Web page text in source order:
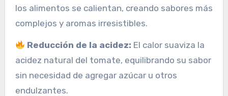
los alimentos se calientan, creando sabores más
complejos y aromas irresistibles.
Reducción de la acidez: El calor suaviza la
acidez natural del tomate, equilibrando su sabor
sin necesidad de agregar azúcar u otros
endulzantes.